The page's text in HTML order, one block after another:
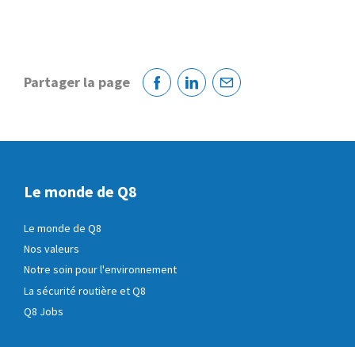
Partager la page
FacebookLinkedinCourriel
Le monde de Q8
Le monde de Q8
Nos valeurs
Notre soin pour l'environnement
La sécurité routière et Q8
Q8 Jobs